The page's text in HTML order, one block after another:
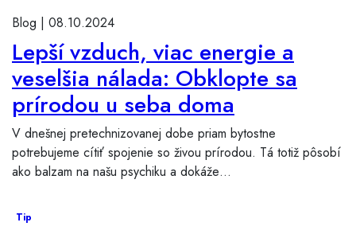
Blog | 08.10.2024
Lepší vzduch, viac energie a
veselšia nálada: Obklopte sa
prírodou u seba doma
V dnešnej pretechnizovanej dobe priam bytostne
potrebujeme cítiť spojenie so živou prírodou. Tá totiž pôsobí
ako balzam na našu psychiku a dokáže…
Tip